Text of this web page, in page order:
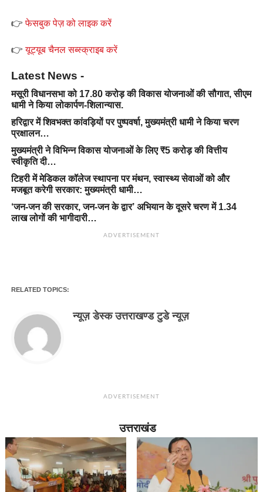
👉फेसबुक पेज़ को लाइक करें
👉यूट्यूब चैनल सब्स्क्राइब करें
Latest News -
मसूरी विधानसभा को 17.80 करोड़ की विकास योजनाओं की सौगात, सीएम
धामी ने किया लोकार्पण-शिलान्यास.
हरिद्वार में शिवभक्त कांवड़ियों पर पुष्पवर्षा, मुख्यमंत्री धामी ने किया चरण
प्रक्षालन…
मुख्यमंत्री ने विभिन्न विकास योजनाओं के लिए ₹5 करोड़ की वित्तीय
स्वीकृति दी…
टिहरी में मेडिकल कॉलेज स्थापना पर मंथन, स्वास्थ्य सेवाओं को और
मजबूत करेगी सरकार: मुख्यमंत्री धामी…
‘जन-जन की सरकार, जन-जन के द्वार’ अभियान के दूसरे चरण में 1.34
लाख लोगों की भागीदारी…
ADVERTISEMENT
RELATED TOPICS:
न्यूज़ डेस्क उत्तराखण्ड टुडे न्यूज़
ADVERTISEMENT
उत्तराखंड